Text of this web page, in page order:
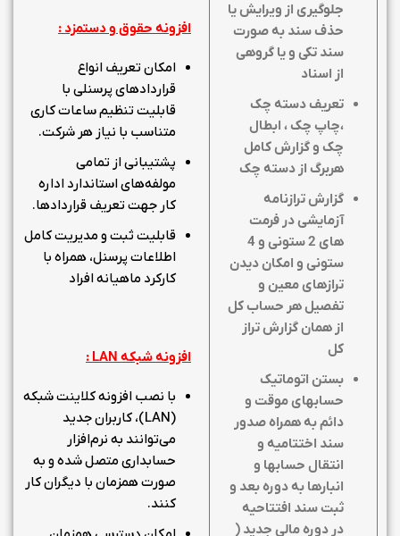
جلوگیری از ویرایش یا
حذف سند به صورت
سند تکی و یا گروهی
از اسناد
تعریف دسته چک
،چاپ چک ، ابطال
چک و گزارش کامل
هربرگ از دسته چک
گزارش ترازنامه
آزمایشی در فرمت
های 2 ستونی و 4
ستونی و امکان دیدن
ترازهای معین و
تفصیل هر حساب کل
از همان گزارش تراز
کل
بستن اتوماتیک
حسابهای موقت و
دائم به همراه صدور
سند اختتامیه و
انتقال حسابها و
انبارها به دوره بعد و
ثبت سند افتتاحیه
در دوره مالی جدید (
افزونه حقوق و دستمزد :
امکان تعریف انواع
قراردادهای پرسنلی با
قابلیت تنظیم ساعات کاری
متناسب با نیاز هر شرکت.
پشتیبانی از تمامی
مولفه‌های استاندارد اداره
کار جهت تعریف قراردادها.
قابلیت ثبت و مدیریت کامل
اطلاعات پرسنل، همراه با
کارکرد ماهیانه افراد
افزونه شبکهLAN
:
با نصب افزونه کلاینت شبکه
(LAN)، کاربران جدید
می‌توانند به نرم‌افزار
حسابداری متصل شده و به
صورت همزمان با دیگران کار
کنند.